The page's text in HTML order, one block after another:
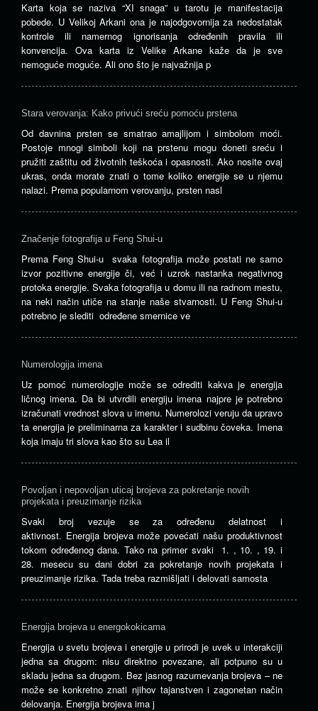
Karta koja se naziva “XI snaga” u tarotu je manifestacija
pobede. U Velikoj Arkani ona je najodgovornija za nedostatak
kontrole ili namernog ignorisanja određenih pravila ili
konvencija. Ova karta iz Velike Arkane kaže da je sve
nemoguće moguće. Ali ono što je najvažnija p
Stara verovanja: Kako privući sreću pomoću prstena
Od davnina prsten se smatrao amajlijom i simbolom moći.
Postoje mnogi simboli koji na prstenu mogu doneti sreću i
pružiti zaštitu od životnih teškoća i opasnosti. Ako nosite ovaj
ukras, onda morate znati o tome koliko energije se u njemu
nalazi. Prema popularnom verovanju, prsten nasl
Značenje fotografija u Feng Shui-u
Prema Feng Shui-u svaka fotografija može postati ne samo
izvor pozitivne energije či, već i uzrok nastanka negativnog
protoka energije. Svaka fotografija u domu ili na radnom mestu,
na neki način utiče na stanje naše stvarnosti. U Feng Shui-u
potrebno je slediti određene smernice ve
Numerologija imena
Uz pomoć numerologije može se odrediti kakva je energija
ličnog imena. Da bi utvrdili energiju imena najpre je potrebno
izračunati vrednost slova u imenu. Numerolozi veruju da upravo
ta energija je preliminarna za karakter i sudbinu čoveka. Imena
koja imaju tri slova kao što su Lea il
Povoljan i nepovoljan uticaj brojeva za pokretanje novih
projekata i preuzimanje rizika
Svaki broj vezuje se za određenu delatnost i
aktivnost. Energija brojeva može povećati našu produktivnost
tokom određenog dana. Tako na primer svaki 1. , 10. , 19. i
28. mesecu su dani dobri za pokretanje novih projekata i
preuzimanje rizika. Tada treba razmišljati i delovati samosta
Energija brojeva u energokokicama
Energija u svetu brojeva i energije u prirodi je uvek u interakciji
jedna sa drugom: nisu direktno povezane, ali potpuno su u
skladu jedna sa drugom. Bez jasnog razumevanja brojeva – ne
može se konkretno znati njihov tajanstven i zagonetan način
delovanja. Energija brojeva ima j